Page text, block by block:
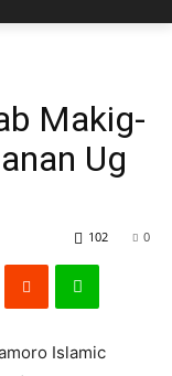
Makig-
Ug
0
102
Islamic